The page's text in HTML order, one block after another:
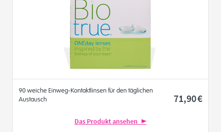
90 weiche Einweg-Kontaktlinsen für den täglichen
Austausch
71,90€
Das Produkt ansehen